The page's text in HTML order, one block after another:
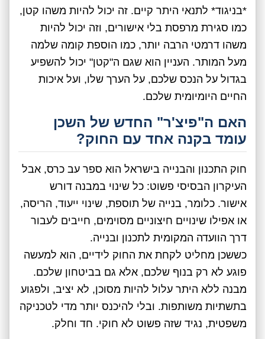
*בניגוד* לתנאי היתר קיים. זה יכול להיות משהו קטן,
כמו סגירת מרפסת בלי אישורים, וזה יכול להיות
משהו דרמטי הרבה יותר, כמו הוספת קומה שלמה
מעל המותר. העניין הוא שגם ה"קטן" יכול להשפיע
בגדול על הנכס שלכם, על הערך שלו, ועל איכות
החיים היומיומית שלכם.
האם ה"פיצ'ר" החדש של השכן
עומד בקנה אחד עם החוק?
חוק התכנון והבנייה בישראל הוא ספר עב כרס, אבל
העיקרון הבסיסי פשוט: כל שינוי במבנה דורש
אישור. כלומר, בנייה של תוספת, שינוי ייעוד, הריסה,
או אפילו שינויים חיצוניים מסוימים, חייבים לעבור
דרך הוועדה המקומית לתכנון ובנייה.
כששכן מחליט לקחת את החוק לידיים, הוא למעשה
פוגע לא רק בנוף שלכם, אלא גם בביטחון שלכם.
מבנה ללא היתר עלול להיות מסוכן, לא יציב, ולפגוע
בתשתיות משותפות. ובלי להיכנס יותר מדי לטכניקה
משפטית, נגיד שזה פשוט לא חוקי. חד וחלק.